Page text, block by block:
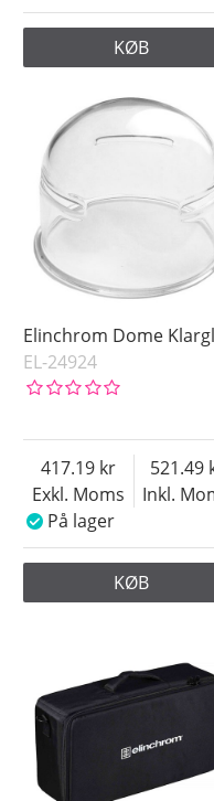
KØB
Elinchrom Dome
EL-24924
Exkl. Moms
417.19
Inkl.
521.49
På lager
KØB